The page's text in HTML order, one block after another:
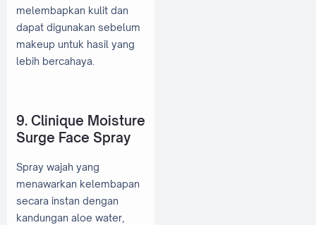
melembapkan kulit dan
dapat digunakan sebelum
makeup untuk hasil yang
lebih bercahaya.
9. Clinique Moisture
Surge Face Spray
Spray wajah yang
menawarkan kelembapan
secara instan dengan
kandungan aloe water,